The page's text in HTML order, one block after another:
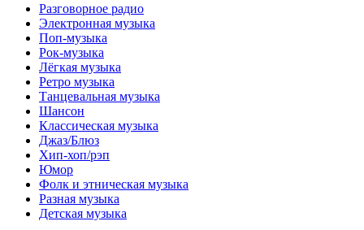
Разговорное радио
Электронная музыка
Поп-музыка
Рок-музыка
Лёгкая музыка
Ретро музыка
Танцевальная музыка
Шансон
Классическая музыка
Джаз/Блюз
Хип-хоп/рэп
Юмор
Фолк и этническая музыка
Разная музыка
Детская музыка